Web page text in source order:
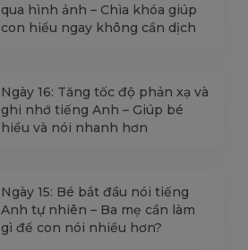
qua hình ảnh – Chìa khóa giúp
con hiểu ngay không cần dịch
Ngày 16: Tăng tốc độ phản xạ và
ghi nhớ tiếng Anh – Giúp bé
hiểu và nói nhanh hơn
Ngày 15: Bé bắt đầu nói tiếng
Anh tự nhiên – Ba mẹ cần làm
gì để con nói nhiều hơn?